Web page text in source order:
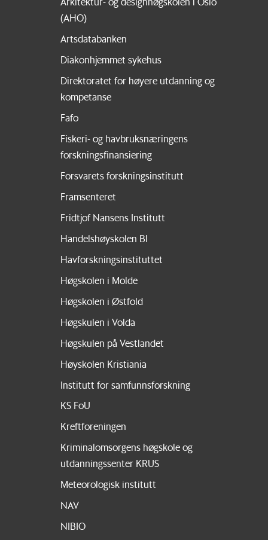
(AHO)
Artsdatabanken
Diakonhjemmet sykehus
Direktoratet for høyere utdanning og
kompetanse
Fafo
Fiskeri- og havbruksnæringens
forskningsfinansiering
Forsvarets forskningsinstitutt
Framsenteret
Fridtjof Nansens Institutt
Handelshøyskolen BI
Havforskningsinstituttet
Høgskolen i Molde
Høgskolen i Østfold
Høgskulen i Volda
Høgskulen på Vestlandet
Høyskolen Kristiania
Institutt for samfunnsforskning
KS FoU
Kreftforeningen
Kriminalomsorgens høgskole og
utdanningssenter KRUS
Meteorologisk institutt
NAV
NIBIO